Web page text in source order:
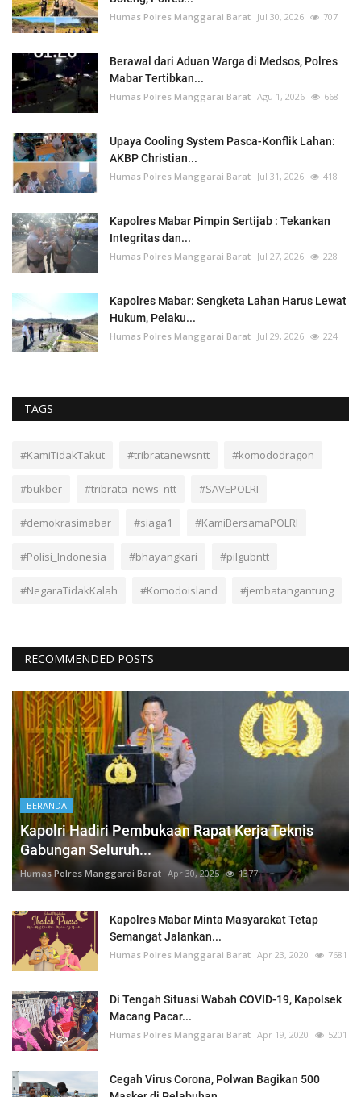
Humas Polres Manggarai Barat Jul 30, 2026 707
Berawal dari Aduan Warga di Medsos, Polres
Mabar Tertibkan...
Humas Polres Manggarai Barat Agu 1, 2026 668
Upaya Cooling System Pasca-Konflik Lahan:
AKBP Christian...
Humas Polres Manggarai Barat Jul 31, 2026 418
Kapolres Mabar Pimpin Sertijab : Tekankan
Integritas dan...
Humas Polres Manggarai Barat Jul 27, 2026 228
Kapolres Mabar: Sengketa Lahan Harus Lewat
Hukum, Pelaku...
Humas Polres Manggarai Barat Jul 29, 2026 224
TAGS
#KamiTidakTakut #tribratanewsntt #komododragon
#bukber #tribrata_news_ntt #SAVEPOLRI
#demokrasimabar #siaga1 #KamiBersamaPOLRI
#Polisi_Indonesia #bhayangkari #pilgubntt
#NegaraTidakKalah #Komodoisland #jembatangantung
RECOMMENDED POSTS
BERANDA
Kapolri Hadiri Pembukaan Rapat Kerja Teknis
Gabungan Seluruh...
Humas Polres Manggarai Barat Apr 30, 2025 1377
Kapolres Mabar Minta Masyarakat Tetap
Semangat Jalankan...
Humas Polres Manggarai Barat Apr 23, 2020 7681
Di Tengah Situasi Wabah COVID-19, Kapolsek
Macang Pacar...
Humas Polres Manggarai Barat Apr 19, 2020 5201
Cegah Virus Corona, Polwan Bagikan 500